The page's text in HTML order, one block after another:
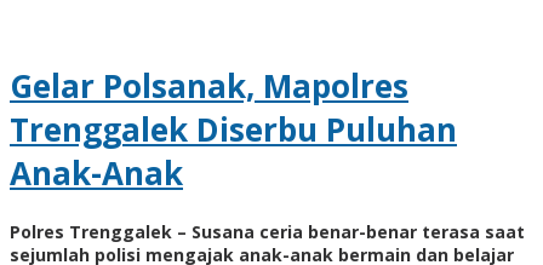
Gelar Polsanak, Mapolres
Trenggalek Diserbu Puluhan
Anak-Anak
Polres Trenggalek – Susana ceria benar-benar terasa saat
sejumlah polisi mengajak anak-anak bermain dan belajar